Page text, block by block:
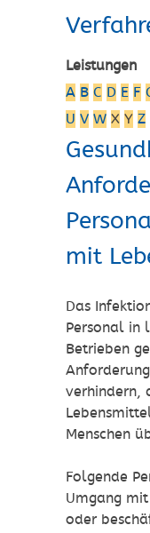
Leistungen
A B C D E F
U V W X Y Z
mit
Das
Personal in
Betrieben
verhindern,
Menschen
Folgende
Umgang
oder